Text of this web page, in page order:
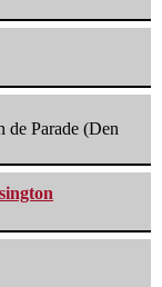
de Parade (Den